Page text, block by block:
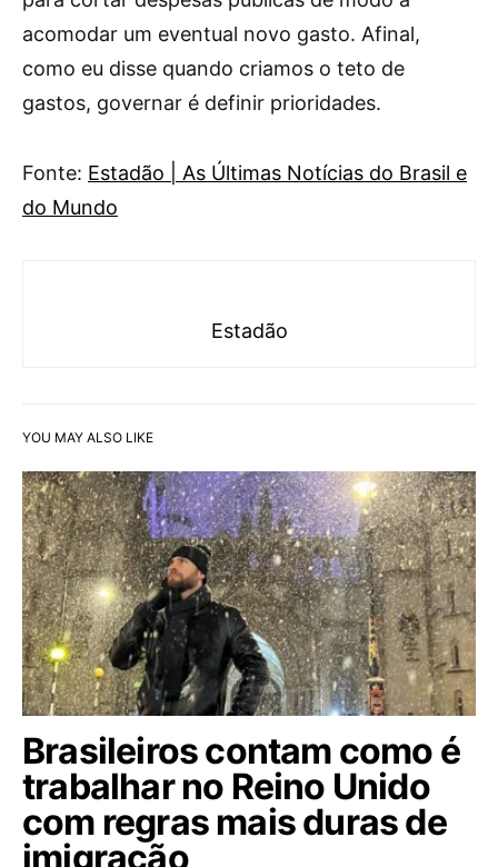
acomodar um eventual novo gasto. Afinal,
como eu disse quando criamos o teto de
gastos, governar é definir prioridades.
Fonte: Estadão | As Últimas Notícias do Brasil e
do Mundo
Estadão
YOU MAY ALSO LIKE
Brasileiros contam como é
trabalhar no Reino Unido
com regras mais duras de
imigração